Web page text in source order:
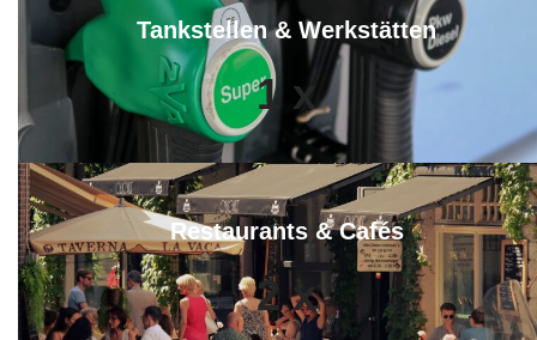
Tankstellen & Werkstätten
1 x
Restaurants & Cafés
2 x